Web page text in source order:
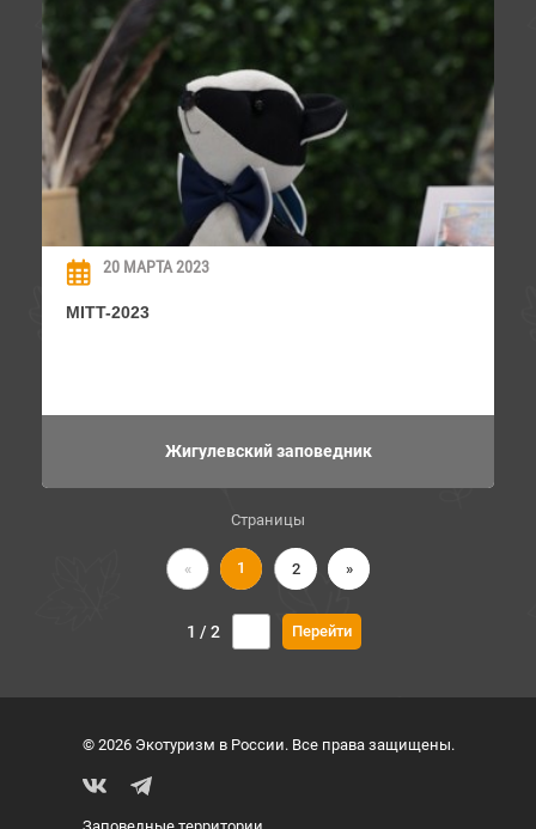
20 МАРТА 2023
MITT-2023
Жигулевский заповедник
Страницы
« 1 2 »
1 / 2
© 2026 Экотуризм в России. Все права защищены.